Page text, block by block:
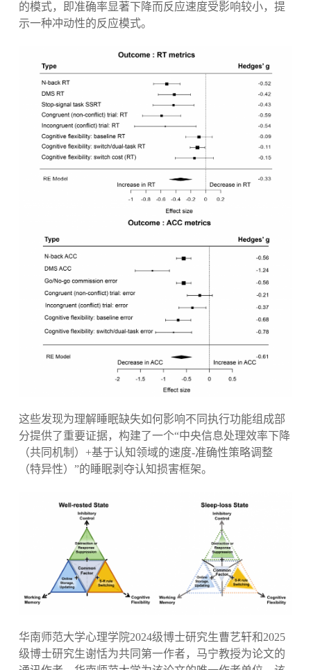
的模式，即准确率显著下降而反应速度受影响较小，提
示一种冲动性的反应模式。
这些发现为理解睡眠缺失如何影响不同执行功能组成部
分提供了重要证据，构建了一个“中央信息处理效率下降
（共同机制）+基于认知领域的速度-准确性策略调整
（特异性）”的睡眠剥夺认知损害框架。
华南师范大学心理学院2024级博士研究生曹艺轩和2025
级博士研究生谢恬为共同第一作者，马宁教授为论文的